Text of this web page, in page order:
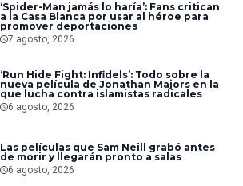
‘Spider-Man jamás lo haría’: Fans critican
a la Casa Blanca por usar al héroe para
promover deportaciones
7 agosto, 2026
‘Run Hide Fight: Infidels’: Todo sobre la
nueva película de Jonathan Majors en la
que lucha contra islamistas radicales
6 agosto, 2026
Las películas que Sam Neill grabó antes
de morir y llegarán pronto a salas
6 agosto, 2026